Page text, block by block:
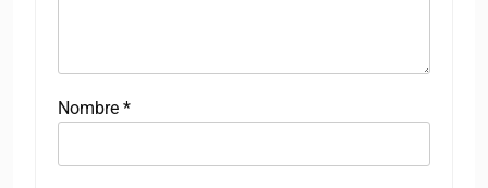
Nombre *